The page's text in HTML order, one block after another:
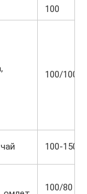
100
100/100
100-150
100/80